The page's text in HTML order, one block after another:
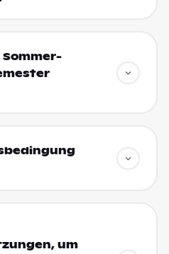
Sommer-
um